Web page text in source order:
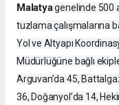
Malatyagenelinde 500
tuzlama çalışmalarına
Yol ve Altyapı
Müdürlüğüne bağlı
Arguvan’da 45,
36, Doğanyol’da 14,